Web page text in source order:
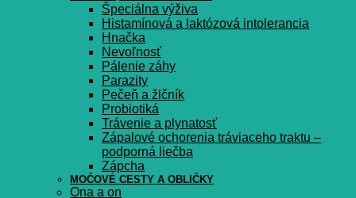
Špeciálna výživa
Histamínová a laktózová intolerancia
Hnačka
Nevoľnosť
Pálenie záhy
Parazity
Pečeň a žlčník
Probiotiká
Trávenie a plynatosť
Zápalové ochorenia tráviaceho traktu –
podporná liečba
Zápcha
MOČOVÉ CESTY A OBLIČKY
Ona a on